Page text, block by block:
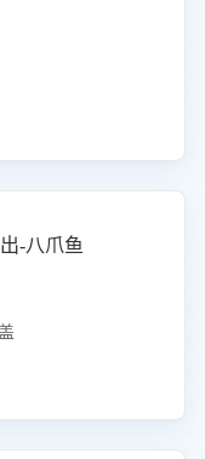
-八爪鱼